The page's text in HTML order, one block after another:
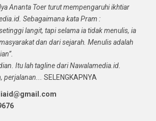
Ananta Toer turut mempengaruhi ikhtiar
Sebagaimana kata Pram :
langit, tapi selama ia tidak menulis, ia
dan dari sejarah. Menulis adalah
Itu lah tagline dari Nawalamedia.id.
perjalanan...
SELENGKAPNYA